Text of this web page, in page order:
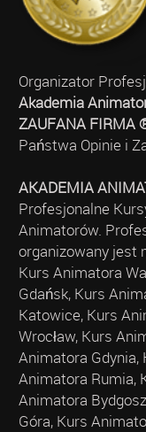
Organizator
Akademia
ZAUFANA FIRMA
Państwa Opinie i
AKADEMIA
Profesjonalne
Animatorów.
organizowany jest
Kurs Animatora
Gdańsk, Kurs
Katowice, Kurs
Wrocław, Kurs
Animatora Gdynia,
Animatora Rumia,
Animatora
Góra, Kurs